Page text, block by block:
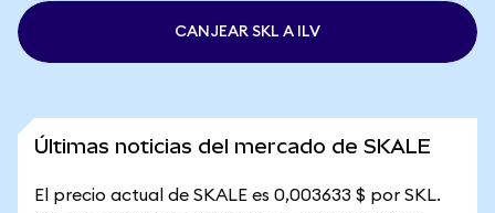
CANJEAR SKL A ILV
Últimas noticias del mercado de SKALE
El precio actual de SKALE es 0,003633 $ por SKL.